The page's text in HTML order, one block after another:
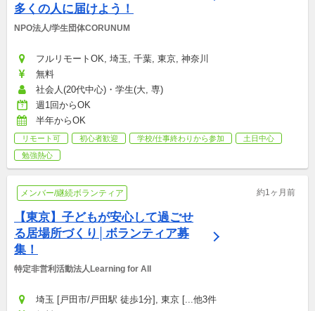
多くの人に届けよう！
NPO法人/学生団体CORUNUM
フルリモートOK, 埼玉, 千葉, 東京, 神奈川
無料
社会人(20代中心)・学生(大, 専)
週1回からOK
半年からOK
リモート可 初心者歓迎 学校/仕事終わりから参加
土日中心
勉強熱心
メンバー/継続ボランティア 約1ヶ月前
【東京】子どもが安心して過ごせ
る居場所づくり│ボランティア募
集！
特定非営利活動法人Learning for All
埼玉 [戸田市/戸田駅 徒歩1分], 東京 [...他3件